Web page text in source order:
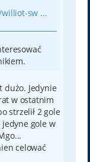
sw ...
dużo. Jedynie
w ostatnim
strzelił 2 gole
jedyne gole w
celować